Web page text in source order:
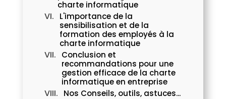
charte informatique
L'importance de la
sensibilisation et de la
formation des employés à la
charte informatique
Conclusion et
recommandations pour une
gestion efficace de la charte
informatique en entreprise
Nos Conseils, outils, astuces...